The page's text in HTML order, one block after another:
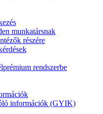
munkatársnak
részére
rendszerbe
információk (GYIK)